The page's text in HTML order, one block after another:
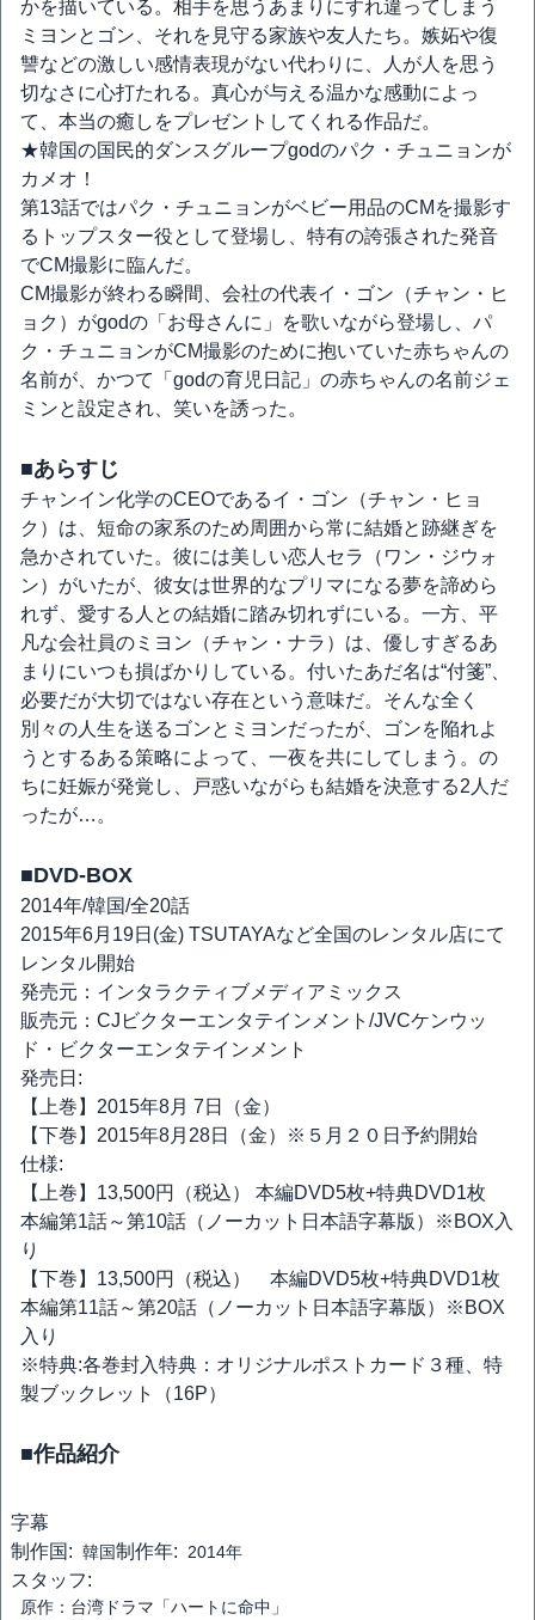
かを描いている。相手を思うあまりにすれ違ってしまう
ミヨンとゴン、それを見守る家族や友人たち。嫉妬や復
讐などの激しい感情表現がない代わりに、人が人を思う
切なさに心打たれる。真心が与える温かな感動によっ
て、本当の癒しをプレゼントしてくれる作品だ。
★韓国の国民的ダンスグループgodのパク・チュニョンが
カメオ！
第13話ではパク・チュニョンがベビー用品のCMを撮影す
るトップスター役として登場し、特有の誇張された発音
でCM撮影に臨んだ。
CM撮影が終わる瞬間、会社の代表イ・ゴン（チャン・ヒ
ョク）がgodの「お母さんに」を歌いながら登場し、パ
ク・チュニョンがCM撮影のために抱いていた赤ちゃんの
名前が、かつて「godの育児日記」の赤ちゃんの名前ジェ
ミンと設定され、笑いを誘った。
■あらすじ
チャンイン化学のCEOであるイ・ゴン（チャン・ヒョ
ク）は、短命の家系のため周囲から常に結婚と跡継ぎを
急かされていた。彼には美しい恋人セラ（ワン・ジウォ
ン）がいたが、彼女は世界的なプリマになる夢を諦めら
れず、愛する人との結婚に踏み切れずにいる。一方、平
凡な会社員のミヨン（チャン・ナラ）は、優しすぎるあ
まりにいつも損ばかりしている。付いたあだ名は“付箋”、
必要だが大切ではない存在という意味だ。そんな全く
別々の人生を送るゴンとミヨンだったが、ゴンを陥れよ
うとするある策略によって、一夜を共にしてしまう。の
ちに妊娠が発覚し、戸惑いながらも結婚を決意する2人だ
ったが…。
■DVD-BOX
2014年/韓国/全20話
2015年6月19日(金) TSUTAYAなど全国のレンタル店にて
レンタル開始
発売元：インタラクティブメディアミックス
販売元：CJビクターエンタテインメント/JVCケンウッ
ド・ビクターエンタテインメント
発売日:
【上巻】2015年8月 7日（金）
【下巻】2015年8月28日（金）※５月２０日予約開始
仕様:
【上巻】13,500円（税込） 本編DVD5枚+特典DVD1枚
本編第1話～第10話（ノーカット日本語字幕版）※BOX入
り
【下巻】13,500円（税込） 本編DVD5枚+特典DVD1枚
本編第11話～第20話（ノーカット日本語字幕版）※BOX
入り
※特典:各巻封入特典：オリジナルポストカード３種、特
製ブックレット（16P）
■作品紹介
字幕
制作国: 韓国制作年: 2014年
スタッフ:
原作：台湾ドラマ「ハートに命中」